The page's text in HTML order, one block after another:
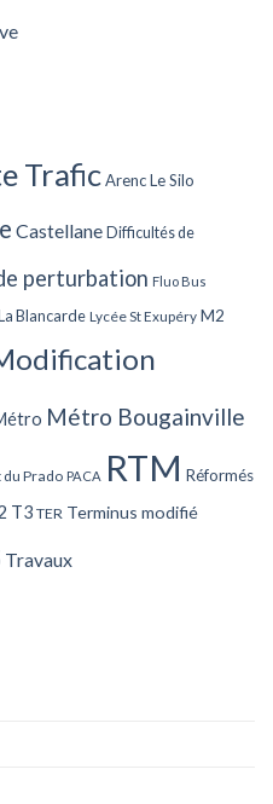
TraficArenc Le Silo
Castellane Difficultés de
perturbation Fluo Bus
Blancarde Lycée St Exupéry M2
Métro Bougainville
Prado PACA RTM Réformés
T3 TER Terminus modifié
Travaux